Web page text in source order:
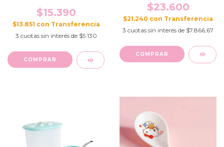
$15.390
$13.851 con
3 cuotas sin interés de $5.130
COMPRAR
$23.600
$21.240 con
3 cuotas sin interés de $7.866,67
COMPRAR